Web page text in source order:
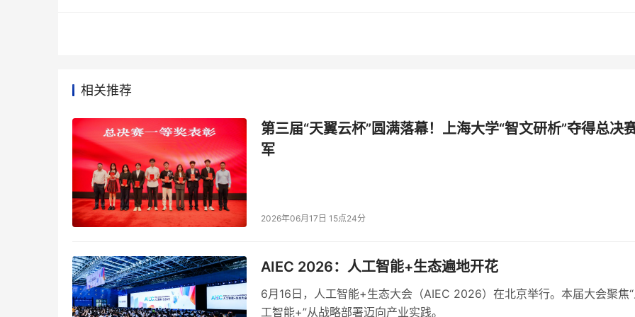
一名在场的评审专家对此评价：“三年前大家都在搬砖，学着建虚拟机、搭环境。今年大家关心的已经是怎么用算
数据印证了这种变化。赛事总结时， 上海大学计算机工程与科学学院党委书记王国建给出了一串数字： 三届累计
超4500名学生报名，上海市高等教育学会信息管理专业委员会、上海市高等教育学会校园网络专业委员会，以
济大学、上海科技大学、上海立信会计金融学院相关院系均为协办单位，复旦大学、华东师范大学、华东理工大
东华大学等上海近40所高校相关部门为支持单位。共组建队伍
专业。
相关推荐
第三届“天翼云杯”圆满落幕！上海大学“智文研析”夺得总决
军
2026年06月17日 15点24分
AIEC 2026：人工智能+生态遍地开花
6月16日，人工智能+生态大会（AIEC 2026）在北京举行。本届大会聚焦
工智能+”从战略部署迈向产业实践。